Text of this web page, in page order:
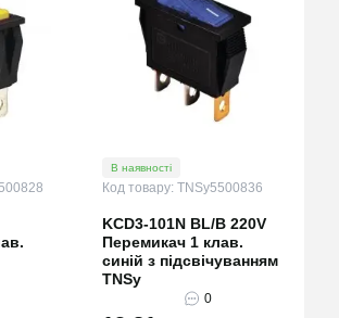
В наявності
Код товару: TNSy5500836
KCD3-101N BL/B 220V
Перемикач 1 клав.
синій з підсвічуванням
TNSy
0